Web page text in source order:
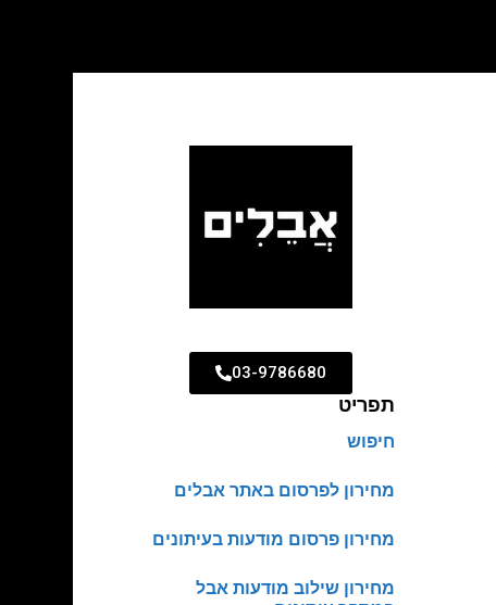
03-9786680
תפריט
חיפוש
מחירון לפרסום באתר אבלים
מחירון פרסום מודעות בעיתונים
מחירון שילוב מודעות אבל